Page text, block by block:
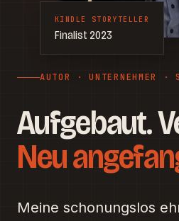
AUTOR · UNTERNEHMER ·
Aufgebaut.
Neu
Meine schonungslos
KINDLE STORYTELLER
Finalist 2023